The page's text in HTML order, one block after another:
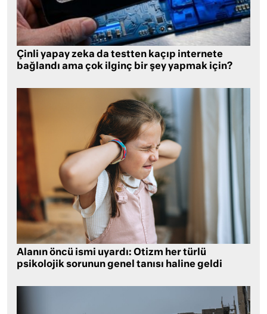
Çinli yapay zeka da testten kaçıp internete
bağlandı ama çok ilginç bir şey yapmak için?
Alanın öncü ismi uyardı: Otizm her türlü
psikolojik sorunun genel tanısı haline geldi